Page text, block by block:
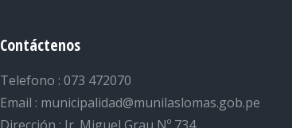
Contáctenos
Telefono : 073 472070
Email : municipalidad@munilaslomas.gob.pe